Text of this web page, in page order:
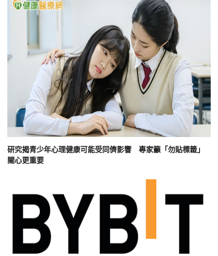
研究揭青少年心理健康可能受同儕影響 專家籲「勿貼標籤」
關心更重要